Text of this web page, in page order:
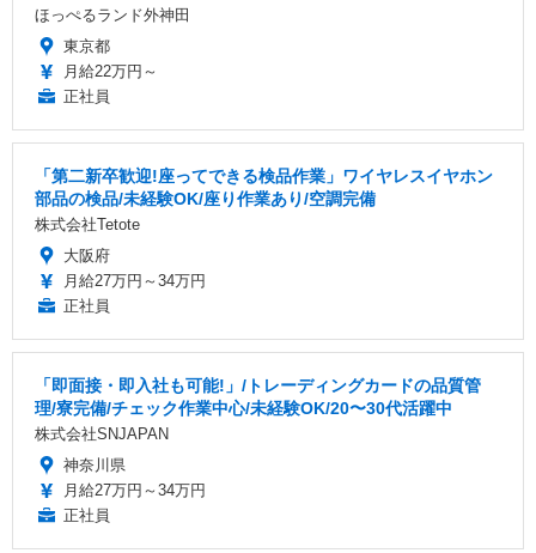
ほっぺるランド外神田
東京都
月給22万円～
正社員
「第二新卒歓迎!座ってできる検品作業」ワイヤレスイヤホン
部品の検品/未経験OK/座り作業あり/空調完備
株式会社Tetote
大阪府
月給27万円～34万円
正社員
「即面接・即入社も可能!」/トレーディングカードの品質管
理/寮完備/チェック作業中心/未経験OK/20〜30代活躍中
株式会社SNJAPAN
神奈川県
月給27万円～34万円
正社員